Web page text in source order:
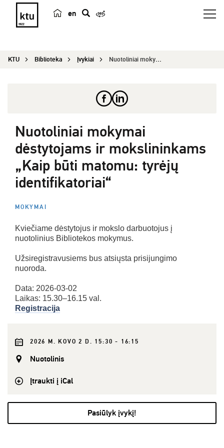
en
e
KTU Biblioteka Įvykiai Nuotoliniai mokymai dėstytojams ir mokslininkams...
Nuotoliniai mokymai
dėstytojams ir mokslininkams
„Kaip būti matomu: tyrėjų
identifikatoriai“
MOKYMAI
Kviečiame dėstytojus ir mokslo darbuotojus į
nuotolinius Bibliotekos mokymus.
Užsiregistravusiems bus atsiųsta prisijungimo
nuoroda.
Data: 2026-03-02
Laikas: 15.30–16.15 val.
Registracija
2026 M. KOVO 2 D. 15:30 - 16:15
Nuotolinis
Įtraukti į iCal
Pasiūlyk įvykį!